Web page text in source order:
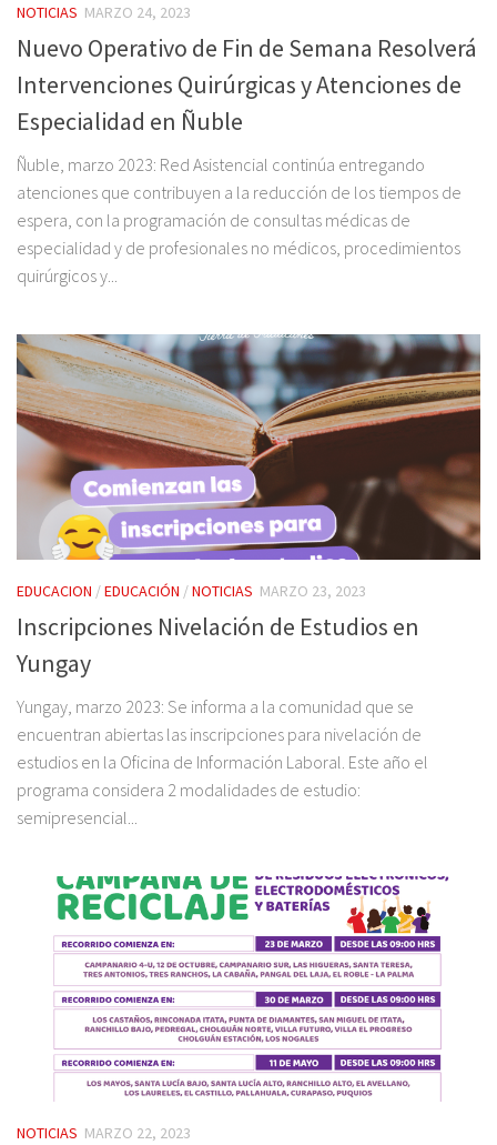
NOTICIAS MARZO 24, 2023
Nuevo Operativo de Fin de Semana Resolverá
Intervenciones Quirúrgicas y Atenciones de
Especialidad en Ñuble
Ñuble, marzo 2023: Red Asistencial continúa entregando
atenciones que contribuyen a la reducción de los tiempos de
espera, con la programación de consultas médicas de
especialidad y de profesionales no médicos, procedimientos
quirúrgicos y...
EDUCACION /EDUCACIÓN /NOTICIAS MARZO 23, 2023
Inscripciones Nivelación de Estudios en
Yungay
Yungay, marzo 2023: Se informa a la comunidad que se
encuentran abiertas las inscripciones para nivelación de
estudios en la Oficina de Información Laboral. Este año el
programa considera 2 modalidades de estudio:
semipresencial...
NOTICIAS MARZO 22, 2023